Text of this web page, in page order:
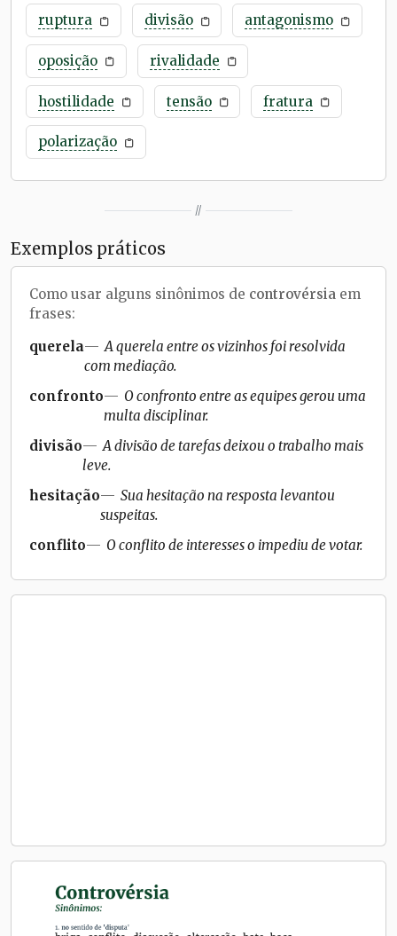
ruptura divisão antagonismo
oposição rivalidade
hostilidade tensão fratura
polarização
//
Exemplos práticos
Como usar alguns sinônimos de controvérsia em
frases:
querela
A querela entre os vizinhos foi resolvida
com mediação.
confronto
O confronto entre as equipes gerou uma
multa disciplinar.
divisão
A divisão de tarefas deixou o trabalho mais
leve.
hesitação
Sua hesitação na resposta levantou
suspeitas.
conflito
O conflito de interesses o impediu de votar.